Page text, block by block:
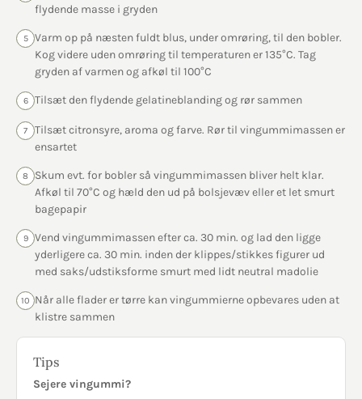
flydende masse i gryden
5
Varm op på næsten fuldt blus, under omrøring, til den bobler.
Kog videre uden omrøring til temperaturen er 135°C. Tag
gryden af varmen og afkøl til 100°C
6 Tilsæt den flydende gelatineblanding og rør sammen
7
Tilsæt citronsyre, aroma og farve. Rør til vingummimassen er
ensartet
8
Skum evt. for bobler så vingummimassen bliver helt klar.
Afkøl til 70°C og hæld den ud på bolsjevæv eller et let smurt
bagepapir
9
Vend vingummimassen efter ca. 30 min. og lad den ligge
yderligere ca. 30 min. inden der klippes/stikkes figurer ud
med saks/udstiksforme smurt med lidt neutral madolie
10
Når alle flader er tørre kan vingummierne opbevares uden at
klistre sammen
Tips
Sejere vingummi?